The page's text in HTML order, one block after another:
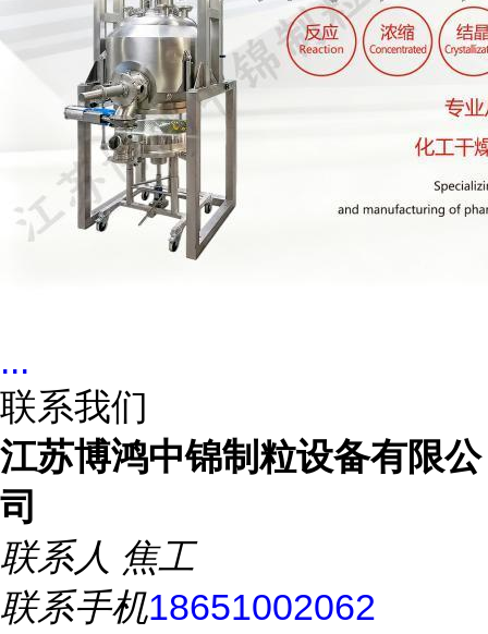
...
联系我们
江苏博鸿中锦制粒设备有限公
司
联系人 焦工
联系手机18651002062